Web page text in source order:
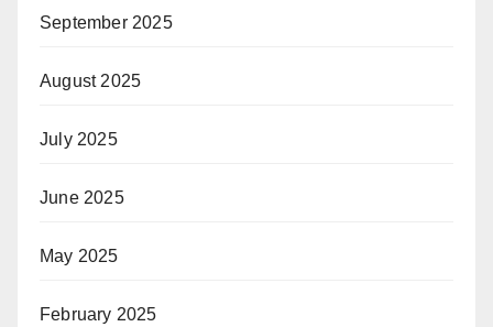
September 2025
August 2025
July 2025
June 2025
May 2025
February 2025